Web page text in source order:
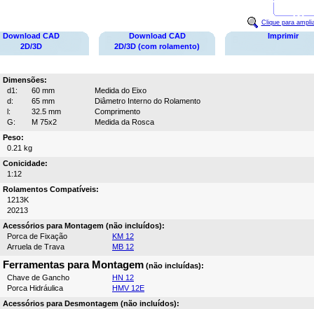
Clique para
Download CAD
2D/3D
Download CAD
2D/3D (com rolamento)
Imprimir
Dimensões:
d1:
60 mm
Medida do Eixo
d:
65 mm
Diâmetro Interno do Rolamento
l:
32.5 mm
Comprimento
G:
M 75x2
Medida da Rosca
Peso:
0.21 kg
Conicidade:
1:12
Rolamentos Compatíveis:
1213K
20213
Acessórios para Montagem (não incluídos):
Porca de Fixação
KM 12
Arruela de Trava
MB 12
Ferramentas para Montagem (não incluídas):
Chave de Gancho
HN 12
Porca Hidráulica
HMV 12E
Acessórios para Desmontagem (não incluídos):